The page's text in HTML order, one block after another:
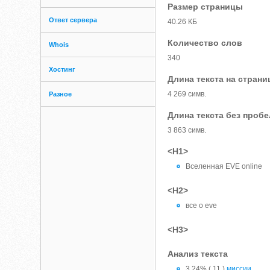
Ответ сервера
Whois
Хостинг
Разное
Размер страницы
40.26 КБ
Количество слов
340
Длина текста на
4 269 симв.
Длина текста без
3 863 симв.
<H1>
Вселенная EVE online
<H2>
все о eve
<H3>
Анализ текста